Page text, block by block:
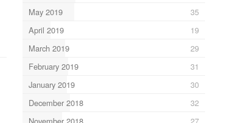
May 2019
35
April 2019
19
March 2019
29
February 2019
31
January 2019
30
December 2018
32